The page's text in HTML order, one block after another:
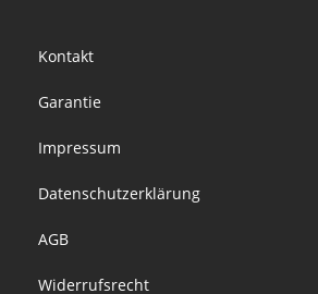
menu
Kontakt
Garantie
Impressum
Datenschutzerklärung
AGB
Widerrufsrecht